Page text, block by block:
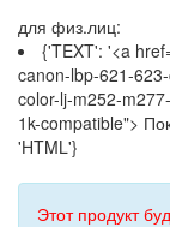
для физ.лиц:
{'TEXT': '<a
canon-lbp-621-
color-lj-m252-
1k-compatible">
'HTML'}
Этот продукт